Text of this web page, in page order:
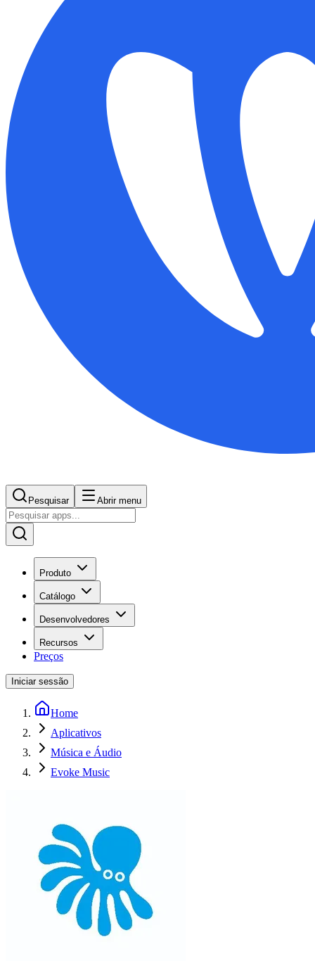
Pesquisar Abrir menu
Produto
Catálogo
Desenvolvedores
Recursos
Preços
Iniciar sessão
Home
Aplicativos
Música e Áudio
Evoke Music